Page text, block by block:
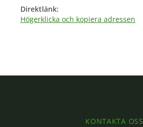
Direktlänk:
Högerklicka och kopiera adressen
KONTAKTA OSS